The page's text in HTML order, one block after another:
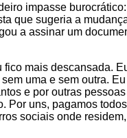
impasse
que sugeria a
a assinar um
mais descansada.
uma e sem outra.
e por outras
Por uns, pagamos
sociais onde